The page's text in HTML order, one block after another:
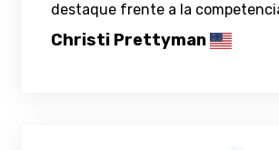
destaque frente a la
Christi Prettyman